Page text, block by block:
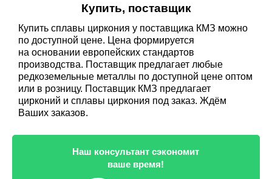
Купить, поставщик
Купить сплавы циркония у поставщика КМЗ можно
по доступной цене. Цена формируется
на основании европейских стандартов
производства. Поставщик предлагает любые
редкоземельные металлы по доступной цене оптом
или в розницу. Поставщик КМЗ предлагает
цирконий и сплавы циркония под заказ. Ждём
Ваших заказов.
Наш консультант сэкономит
ваше время!